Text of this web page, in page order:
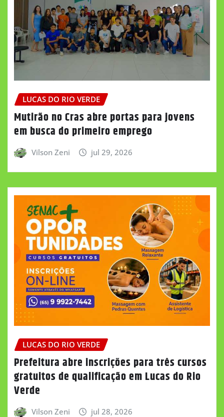
LUCAS DO RIO VERDE
Mutirão no Cras abre portas para jovens
em busca do primeiro emprego
Vilson Zeni jul 29, 2026
LUCAS DO RIO VERDE
Prefeitura abre inscrições para três cursos
gratuitos de qualificação em Lucas do Rio
Verde
Vilson Zeni jul 28, 2026